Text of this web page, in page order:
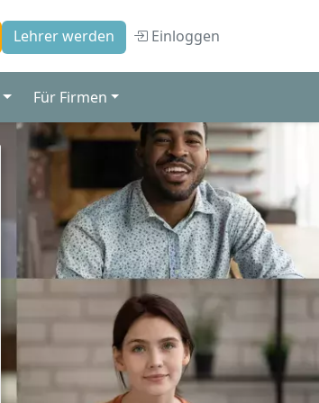
Lehrer werden Einloggen
Für Firmen